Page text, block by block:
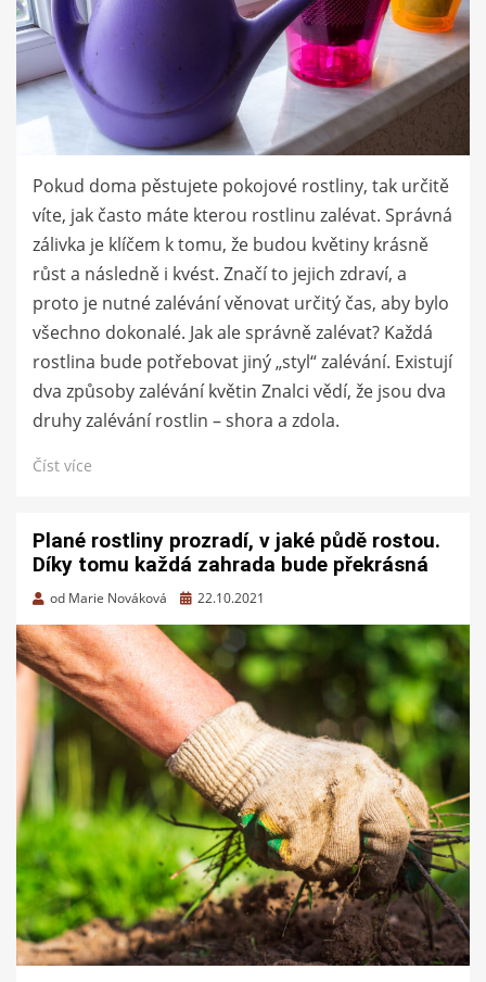
Pokud doma pěstujete pokojové rostliny, tak určitě
víte, jak často máte kterou rostlinu zalévat. Správná
zálivka je klíčem k tomu, že budou květiny krásně
růst a následně i kvést. Značí to jejich zdraví, a
proto je nutné zalévání věnovat určitý čas, aby bylo
všechno dokonalé. Jak ale správně zalévat? Každá
rostlina bude potřebovat jiný „styl“ zalévání. Existují
dva způsoby zalévání květin Znalci vědí, že jsou dva
druhy zalévání rostlin – shora a zdola.
Číst více
Plané rostliny prozradí, v jaké půdě rostou.
Díky tomu každá zahrada bude překrásná
od Marie Nováková
Zveřejněno
22.10.2021